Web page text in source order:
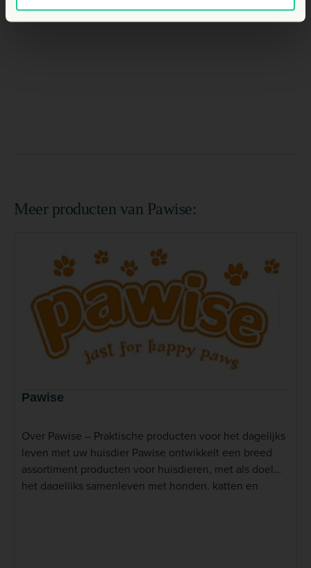
Meer producten van Pawise:
Pawise
Over Pawise – Praktische producten voor het dagelijks
leven met uw huisdier Pawise ontwikkelt een breed
assortiment producten voor huisdieren, met als doel
het dagelijks samenleven met honden, katten en